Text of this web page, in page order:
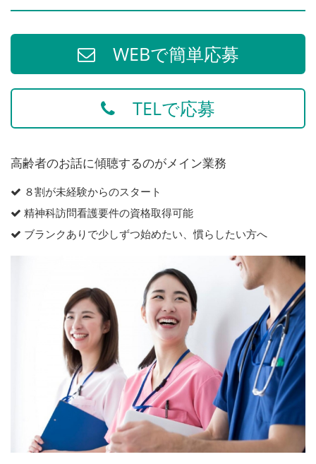
WEBで簡単応募
TELで応募
高齢者のお話に傾聴するのがメイン業務
８割が未経験からのスタート
精神科訪問看護要件の資格取得可能
ブランクありで少しずつ始めたい、慣らしたい方へ